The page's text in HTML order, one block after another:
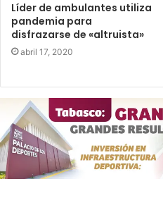
Líder de ambulantes utiliza
pandemia para
disfrazarse de «altruista»
abril 17, 2020